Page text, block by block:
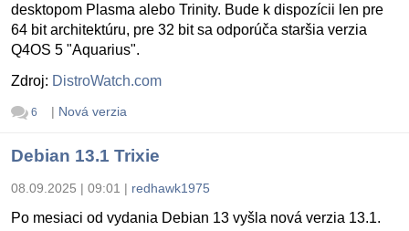
desktopom Plasma alebo Trinity. Bude k dispozícii len pre
64 bit architektúru, pre 32 bit sa odporúča staršia verzia
Q4OS 5 "Aquarius".
Zdroj: DistroWatch.com
6 | Nová verzia
Debian 13.1 Trixie
08.09.2025 | 09:01 | redhawk1975
Po mesiaci od vydania Debian 13 vyšla nová verzia 13.1.